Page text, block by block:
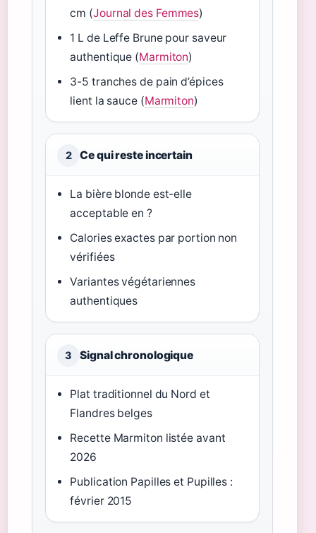
cm (Journal des Femmes)
1 L de Leffe Brune pour saveur
authentique (Marmiton)
3-5 tranches de pain d’épices
lient la sauce (Marmiton)
2 Ce qui reste incertain
La bière blonde est-elle
acceptable en ?
Calories exactes par portion non
vérifiées
Variantes végétariennes
authentiques
3 Signal chronologique
Plat traditionnel du Nord et
Flandres belges
Recette Marmiton listée avant
2026
Publication Papilles et Pupilles :
février 2015